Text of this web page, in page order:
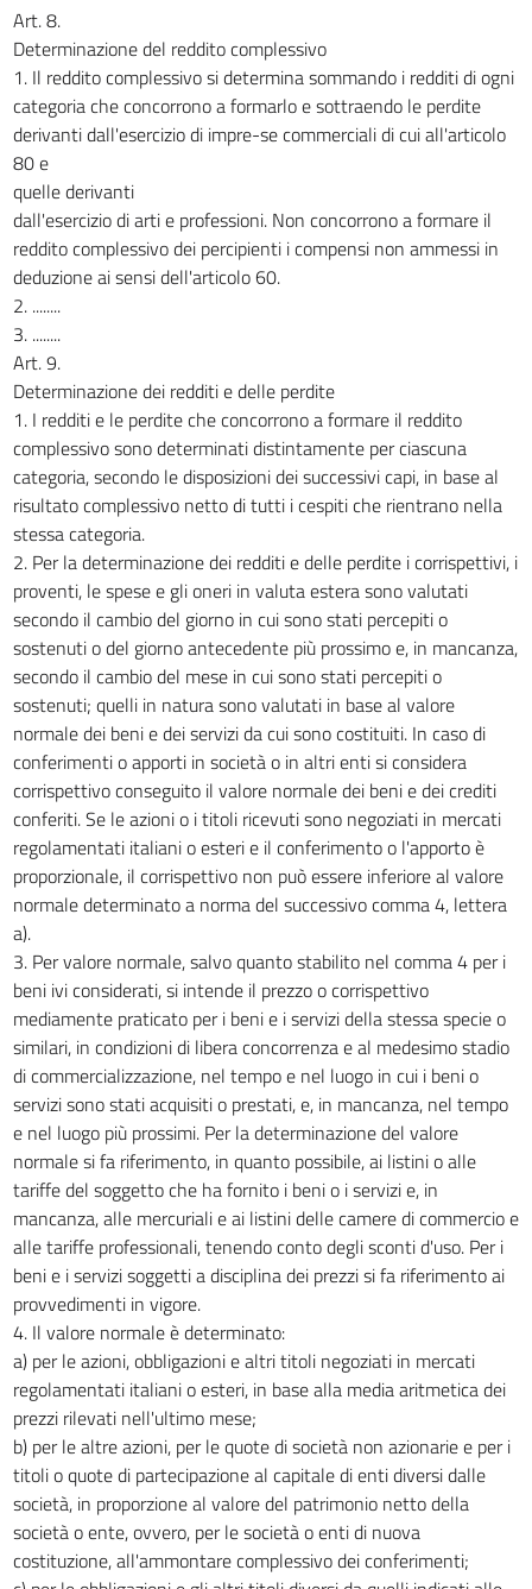
Art. 8.
Determinazione del reddito complessivo
1. Il reddito complessivo si determina sommando i redditi di ogni
categoria che concorrono a formarlo e sottraendo le perdite
derivanti dall'esercizio di impre-se commerciali di cui all'articolo
80 e
quelle derivanti
dall'esercizio di arti e professioni. Non concorrono a formare il
reddito complessivo dei percipienti i compensi non ammessi in
deduzione ai sensi dell'articolo 60.
2. ........
3. ........
Art. 9.
Determinazione dei redditi e delle perdite
1. I redditi e le perdite che concorrono a formare il reddito
complessivo sono determinati distintamente per ciascuna
categoria, secondo le disposizioni dei successivi capi, in base al
risultato complessivo netto di tutti i cespiti che rientrano nella
stessa categoria.
2. Per la determinazione dei redditi e delle perdite i corrispettivi, i
proventi, le spese e gli oneri in valuta estera sono valutati
secondo il cambio del giorno in cui sono stati percepiti o
sostenuti o del giorno antecedente più prossimo e, in mancanza,
secondo il cambio del mese in cui sono stati percepiti o
sostenuti; quelli in natura sono valutati in base al valore
normale dei beni e dei servizi da cui sono costituiti. In caso di
conferimenti o apporti in società o in altri enti si considera
corrispettivo conseguito il valore normale dei beni e dei crediti
conferiti. Se le azioni o i titoli ricevuti sono negoziati in mercati
regolamentati italiani o esteri e il conferimento o l'apporto è
proporzionale, il corrispettivo non può essere inferiore al valore
normale determinato a norma del successivo comma 4, lettera
a).
3. Per valore normale, salvo quanto stabilito nel comma 4 per i
beni ivi considerati, si intende il prezzo o corrispettivo
mediamente praticato per i beni e i servizi della stessa specie o
similari, in condizioni di libera concorrenza e al medesimo stadio
di commercializzazione, nel tempo e nel luogo in cui i beni o
servizi sono stati acquisiti o prestati, e, in mancanza, nel tempo
e nel luogo più prossimi. Per la determinazione del valore
normale si fa riferimento, in quanto possibile, ai listini o alle
tariffe del soggetto che ha fornito i beni o i servizi e, in
mancanza, alle mercuriali e ai listini delle camere di commercio e
alle tariffe professionali, tenendo conto degli sconti d'uso. Per i
beni e i servizi soggetti a disciplina dei prezzi si fa riferimento ai
provvedimenti in vigore.
4. Il valore normale è determinato:
a) per le azioni, obbligazioni e altri titoli negoziati in mercati
regolamentati italiani o esteri, in base alla media aritmetica dei
prezzi rilevati nell'ultimo mese;
b) per le altre azioni, per le quote di società non azionarie e per i
titoli o quote di partecipazione al capitale di enti diversi dalle
società, in proporzione al valore del patrimonio netto della
società o ente, ovvero, per le società o enti di nuova
costituzione, all'ammontare complessivo dei conferimenti;